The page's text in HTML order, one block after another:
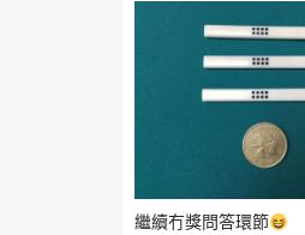
繼續冇獎問答環節